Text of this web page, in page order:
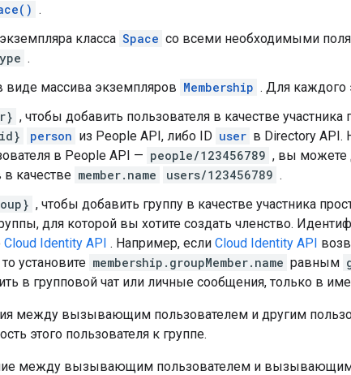
.
класса Space со всеми необходимыми
.
виде массива экземпляров Membership . Для каждого
, чтобы добавить пользователя в качестве участника
person из People API, либо ID user в Directory API.
в People API — people/123456789 , вы можете
в качестве member.name users/123456789 .
, чтобы добавить группу в качестве участника
для которой вы хотите создать членство.
Cloud Identity API . Например, если Cloud Identity API
то установите membership.groupMember.name равным
в групповой чат или личные сообщения, только в
между вызывающим пользователем и другим
этого пользователя к группе.
между вызывающим пользователем и